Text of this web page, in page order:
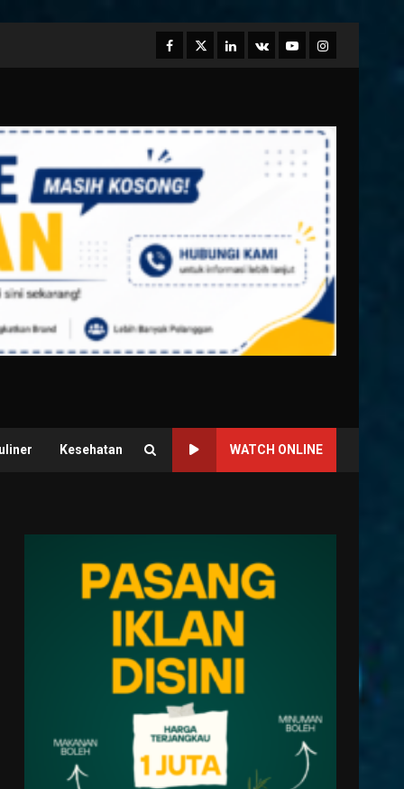
Facebook
TwitterLinkedin
VK YoutubeInstagram
Kesehatan WATCH ONLINE